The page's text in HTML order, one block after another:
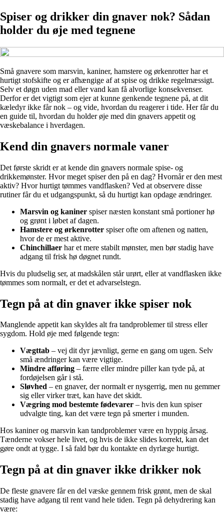
Spiser og drikker din gnaver nok? Sådan
holder du øje med tegnene
Små gnavere som marsvin, kaniner, hamstere og ørkenrotter har et
hurtigt stofskifte og er afhængige af at spise og drikke regelmæssigt.
Selv et døgn uden mad eller vand kan få alvorlige konsekvenser.
Derfor er det vigtigt som ejer at kunne genkende tegnene på, at dit
kæledyr ikke får nok – og vide, hvordan du reagerer i tide. Her får du
en guide til, hvordan du holder øje med din gnavers appetit og
væskebalance i hverdagen.
Kend din gnavers normale vaner
Det første skridt er at kende din gnavers normale spise- og
drikkemønster. Hvor meget spiser den på en dag? Hvornår er den mest
aktiv? Hvor hurtigt tømmes vandflasken? Ved at observere disse
rutiner får du et udgangspunkt, så du hurtigt kan opdage ændringer.
Marsvin og kaniner spiser næsten konstant små portioner hø
og grønt i løbet af dagen.
Hamstere og ørkenrotter spiser ofte om aftenen og natten,
hvor de er mest aktive.
Chinchillaer har et mere stabilt mønster, men bør stadig have
adgang til frisk hø døgnet rundt.
Hvis du pludselig ser, at madskålen står urørt, eller at vandflasken ikke
tømmes som normalt, er det et advarselstegn.
Tegn på at din gnaver ikke spiser nok
Manglende appetit kan skyldes alt fra tandproblemer til stress eller
sygdom. Hold øje med følgende tegn:
Vægttab – vej dit dyr jævnligt, gerne en gang om ugen. Selv
små ændringer kan være vigtige.
Mindre afføring – færre eller mindre piller kan tyde på, at
fordøjelsen går i stå.
Sløvhed – en gnaver, der normalt er nysgerrig, men nu gemmer
sig eller virker træt, kan have det skidt.
Vægring mod bestemte fødevarer – hvis den kun spiser
udvalgte ting, kan det være tegn på smerter i munden.
Hos kaniner og marsvin kan tandproblemer være en hyppig årsag.
Tænderne vokser hele livet, og hvis de ikke slides korrekt, kan det
gøre ondt at tygge. I så fald bør du kontakte en dyrlæge hurtigt.
Tegn på at din gnaver ikke drikker nok
De fleste gnavere får en del væske gennem frisk grønt, men de skal
stadig have adgang til rent vand hele tiden. Tegn på dehydrering kan
være: